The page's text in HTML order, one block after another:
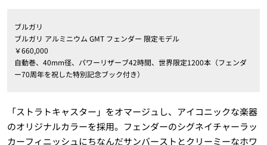
ブルガリ
ブルガリ アルミニウム GMT フェンダー 限定モデル
￥660,000
自動巻、40mm径、パワーリザーブ42時間、世界限定1200本（フェンダ
ー70周年を祝した特別記念ブック付き）
「ストラトキャスター」をオマージュし、アイコニックな楽器
のオリジナルカラーを採用。フェンダーのシグネイチャーラッ
カーフィニッシュにちなんだサンバーストとクリーミーなホワ